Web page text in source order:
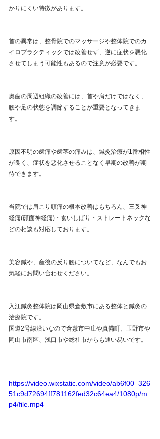
かりにくい特徴があります。
首の異常は、整骨院でのマッサージや整体院でのカ
イロプラクティックでは改善せず、逆に症状を悪化
させてしまう可能性もあるので注意が必要です。
奥歯の周辺組織の改善には、首や肩だけではなく、
腰や足の状態を調節することが重要となってきま
す。
原因不明の歯痛や歯茎の痛みは、鍼灸治療が1番相性
が良く、症状を悪化させることなく早期の改善が期
待できます。
当院では肩こり頭痛の根本改善はもちろん、三叉神
経痛(顔面神経痛)・食いしばり・ストレートネックな
どの相談も対応しております。
美容鍼や、産後の反り腰についてなど、なんでもお
気軽にお問い合わせください。
入江鍼灸整体院は岡山県倉敷市にある整体と鍼灸の
治療院です。
国道2号線沿いなので倉敷市中庄や真備町、玉野市や
岡山市南区、浅口市や総社市からも通い易いです。
https://video.wixstatic.com/video/ab6f00_326
51c9d72694ff781162fed32c64ea4/1080p/m
p4/file.mp4